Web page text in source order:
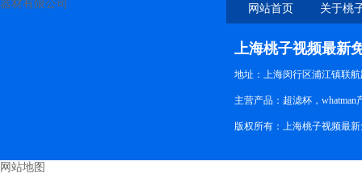
网站首页 关于桃
新免
上海桃子视频最新
地址：上海闵行区浦江镇联
主营产品：超滤杯，
版权所有：上海桃子视频
网站地图